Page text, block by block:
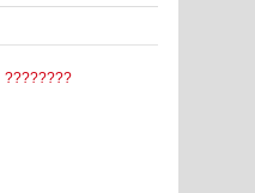
????????